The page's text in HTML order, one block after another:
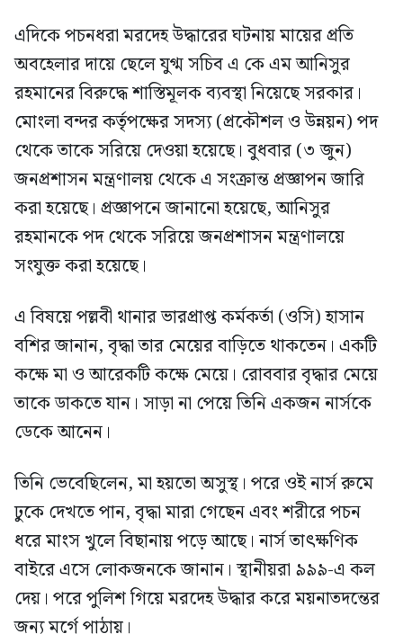
এদিকে পচনধরা মরদেহ উদ্ধারের ঘটনায় মায়ের প্রতি
অবহেলার দায়ে ছেলে যুগ্ম সচিব এ কে এম আনিসুর
রহমানের বিরুদ্ধে শাস্তিমূলক ব্যবস্থা নিয়েছে সরকার।
মোংলা বন্দর কর্তৃপক্ষের সদস্য (প্রকৌশল ও উন্নয়ন) পদ
থেকে তাকে সরিয়ে দেওয়া হয়েছে। বুধবার (৩ জুন)
জনপ্রশাসন মন্ত্রণালয় থেকে এ সংক্রান্ত প্রজ্ঞাপন জারি
করা হয়েছে। প্রজ্ঞাপনে জানানো হয়েছে, আনিসুর
রহমানকে পদ থেকে সরিয়ে জনপ্রশাসন মন্ত্রণালয়ে
সংযুক্ত করা হয়েছে।
এ বিষয়ে পল্লবী থানার ভারপ্রাপ্ত কর্মকর্তা (ওসি) হাসান
বশির জানান, বৃদ্ধা তার মেয়ের বাড়িতে থাকতেন। একটি
কক্ষে মা ও আরেকটি কক্ষে মেয়ে। রোববার বৃদ্ধার মেয়ে
তাকে ডাকতে যান। সাড়া না পেয়ে তিনি একজন নার্সকে
ডেকে আনেন।
তিনি ভেবেছিলেন, মা হয়তো অসুস্থ। পরে ওই নার্স রুমে
ঢুকে দেখতে পান, বৃদ্ধা মারা গেছেন এবং শরীরে পচন
ধরে মাংস খুলে বিছানায় পড়ে আছে। নার্স তাৎক্ষণিক
বাইরে এসে লোকজনকে জানান। স্থানীয়রা ৯৯৯-এ কল
দেয়। পরে পুলিশ গিয়ে মরদেহ উদ্ধার করে ময়নাতদন্তের
জন্য মর্গে পাঠায়।